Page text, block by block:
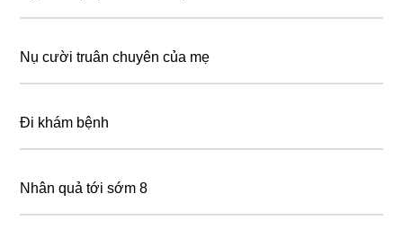
Nụ cười truân chuyên của mẹ
Đi khám bệnh
Nhân quả tới sớm 8